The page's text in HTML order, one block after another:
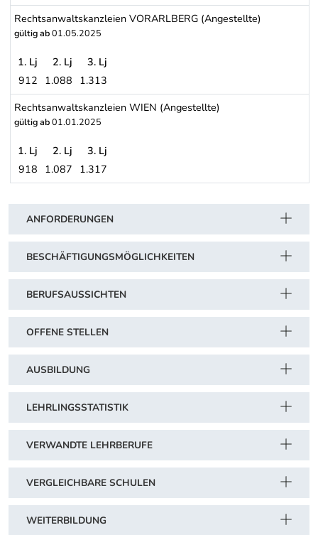
Rechtsanwaltskanzleien TIROL (Angestellte)
Rechtsanwaltskanzleien VORARLBERG (Angestellte)
gültig ab01.05.2025
Rechtsanwaltskanzleien VORARLBERG (Angestellte)
1. Lj 2. Lj
3. Lj
912 1.088 1.313
Rechtsanwaltskanzleien WIEN (Angestellte)
gültig ab01.01.2025
Rechtsanwaltskanzleien WIEN (Angestellte)
1. Lj 2. Lj
3. Lj
918 1.087 1.317
ANFORDERUNGEN
BESCHÄFTIGUNGSMÖGLICHKEITEN
BERUFSAUSSICHTEN
OFFENE STELLEN
AUSBILDUNG
LEHRLINGSSTATISTIK
VERWANDTE LEHRBERUFE
VERGLEICHBARE SCHULEN
WEITERBILDUNG